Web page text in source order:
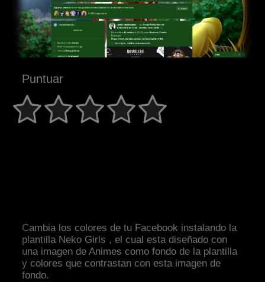
Puntuar
Cambia los colores de tu Facebook instalando la
plantilla Neko Girls , el cual esta diseñado con
una imagen de Animes como fondo de la plantilla
y colores que contrastan con esta imagen de
fondo.